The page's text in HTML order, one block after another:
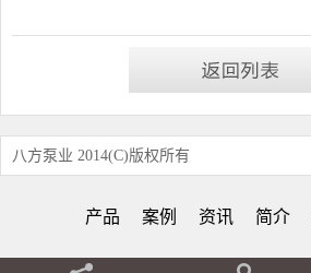
八方泵业 2014(C)版权所有
产品 案例 资讯 简介